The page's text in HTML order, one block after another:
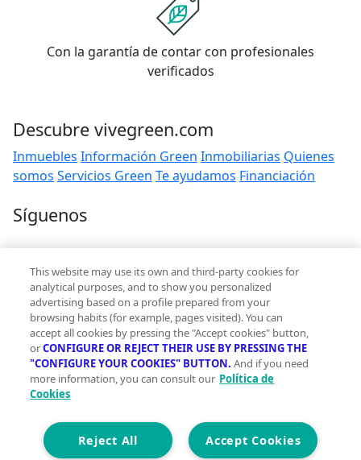
Con la garantía de contar con profesionales
verificados
Descubre vivegreen.com
Inmuebles Información Green Inmobiliarias Quienes
somos Servicios Green Te ayudamos Financiación
Síguenos
Contacto
hola@vivegreen.com
Aviso Legal
Condiciones de uso
Politica de privacidad
Política de cookies
This website may use its own and third-party cookies for
analytical purposes, and to show you personalized
advertising based on a profile prepared from your
browsing habits (for example, pages visited). You can
accept all cookies by pressing the "Accept cookies" button,
orCONFIGURE OR REJECT THEIR USE BY PRESSING THE
"CONFIGURE YOUR COOKIES" BUTTON. And if you need
more information, you can consult our Política de
Cookies
Accept Cookies
Reject All